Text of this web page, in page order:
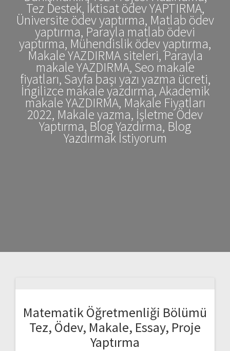
Tez Destek, İktisat ödev YAPTIRMA,
Üniversite ödev yaptırma, Matlab ödev
yaptırma, Parayla matlab ödevi
yaptırma, Mühendislik ödev yaptırma,
Makale YAZDIRMA siteleri, Parayla
makale YAZDIRMA, Seo makale
fiyatları, Sayfa başı yazı yazma ücreti,
İngilizce makale yazdırma, Akademik
makale YAZDIRMA, Makale Fiyatları
2022, Makale yazma, İşletme Ödev
Yaptırma, Blog Yazdırma, Blog
Yazdırmak İstiyorum
Matematik Öğretmenliği Bölümü
Tez, Ödev, Makale, Essay, Proje
Yaptırma